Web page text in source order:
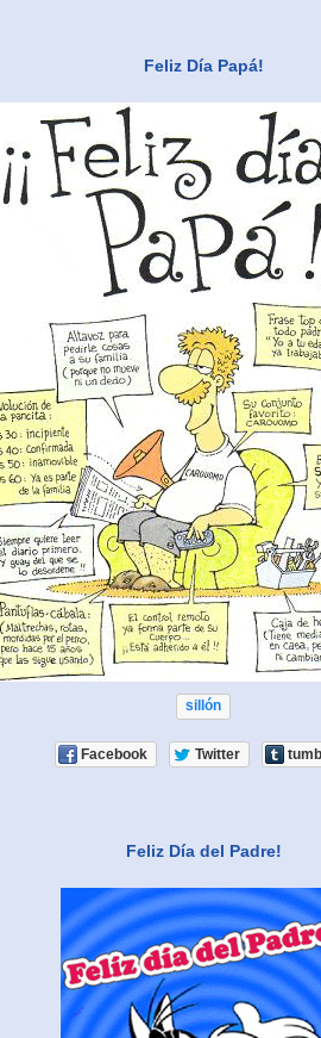
Feliz Día Papá!
sillón
Facebook Twitter
Feliz Día del Padre!